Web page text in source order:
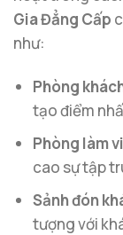
Gia Đẳng Cấp
như:
Phòng
tạo điểm
Phòng làm
cao sự tập
Sảnh đón
tượng với